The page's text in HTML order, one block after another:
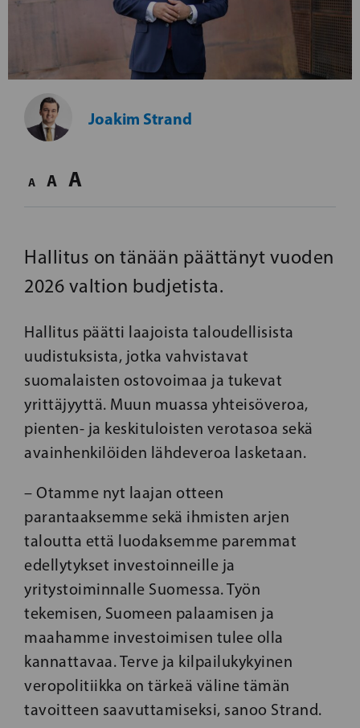
Joakim Strand
A A A
Hallitus on tänään päättänyt vuoden
2026 valtion budjetista.
Hallitus päätti laajoista taloudellisista
uudistuksista, jotka vahvistavat
suomalaisten ostovoimaa ja tukevat
yrittäjyyttä. Muun muassa yhteisöveroa,
pienten- ja keskituloisten verotasoa sekä
avainhenkilöiden lähdeveroa lasketaan.
– Otamme nyt laajan otteen
parantaaksemme sekä ihmisten arjen
taloutta että luodaksemme paremmat
edellytykset investoinneille ja
yritystoiminnalle Suomessa. Työn
tekemisen, Suomeen palaamisen ja
maahamme investoimisen tulee olla
kannattavaa. Terve ja kilpailukykyinen
veropolitiikka on tärkeä väline tämän
tavoitteen saavuttamiseksi, sanoo Strand.